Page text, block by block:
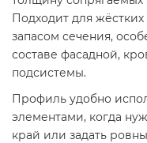
Подходит для
запасом сечения,
составе фасадной,
подсистемы.
Профиль удобно
элементами, когда
край или задать